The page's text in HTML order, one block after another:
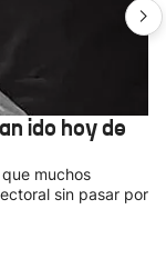
ido hoy de
muchos
sin pasar por